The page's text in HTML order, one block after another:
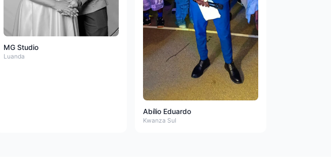
MG Studio
Luanda
Abílio Eduardo
Kwanza Sul